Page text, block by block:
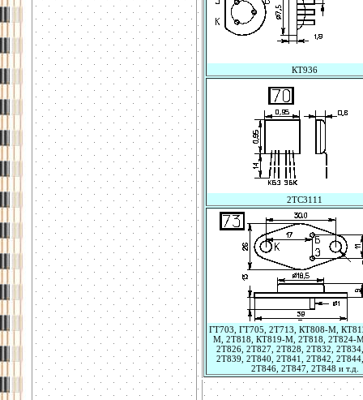
КТ936
2ТС3111
ГТ703, ГТ705, 2Т713, КТ808-М,
М, 2Т818, КТ819-М, 2Т818, 2Т824-
2Т826, 2Т827, 2Т828, 2Т832,
2Т839, 2Т840, 2Т841, 2Т842,
2Т846, 2Т847, 2Т848 и т.д.